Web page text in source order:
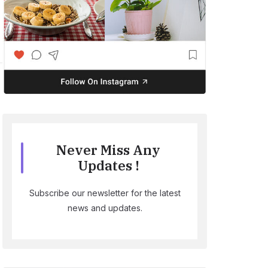
Never Miss Any
Updates !
Subscribe our newsletter for the latest
news and updates.